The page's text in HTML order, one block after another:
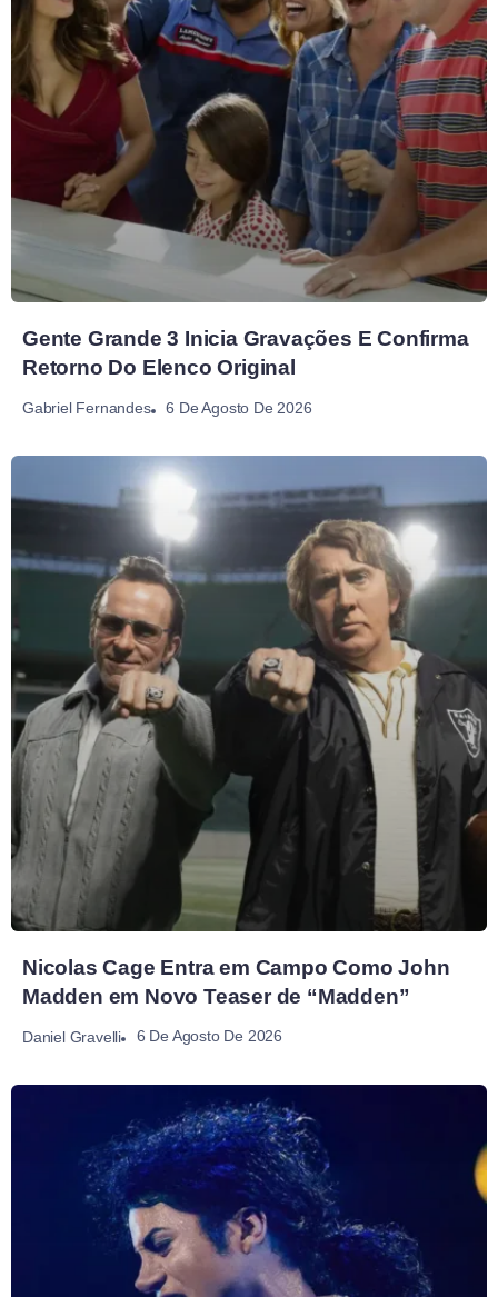
Gente Grande 3 Inicia Gravações E Confirma
Retorno Do Elenco Original
Gabriel Fernandes 6 De Agosto De 2026
Nicolas Cage Entra em Campo Como John
Madden em Novo Teaser de “Madden”
Daniel Gravelli 6 De Agosto De 2026